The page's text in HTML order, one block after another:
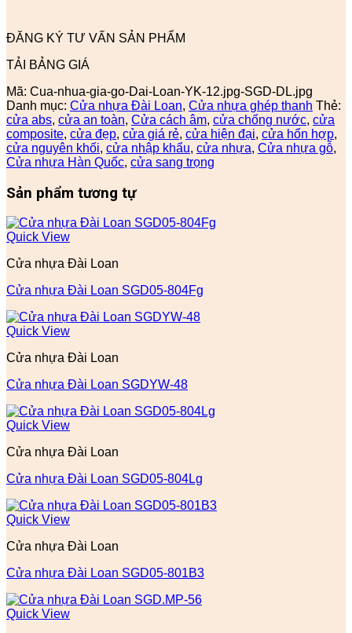
ĐĂNG KÝ TƯ VẤN SẢN PHẨM
TẢI BẢNG GIÁ
Mã: Cua-nhua-gia-go-Dai-Loan-YK-12.jpg-SGD-DL.jpg
Danh mục: Cửa nhựa Đài Loan, Cửa nhựa ghép thanh Thẻ:
cửa abs, cửa an toàn, Cửa cách âm, cửa chống nước, cửa
composite, cửa đẹp, cửa giá rẻ, cửa hiện đại, cửa hổn hợp,
cửa nguyên khối, cửa nhập khẩu, cửa nhựa, Cửa nhựa gỗ,
Cửa nhựa Hàn Quốc, cửa sang trọng
Sản phẩm tương tự
Quick View
Cửa nhựa Đài Loan
Cửa nhựa Đài Loan SGD05-804Fg
Quick View
Cửa nhựa Đài Loan
Cửa nhựa Đài Loan SGDYW-48
Quick View
Cửa nhựa Đài Loan
Cửa nhựa Đài Loan SGD05-804Lg
Quick View
Cửa nhựa Đài Loan
Cửa nhựa Đài Loan SGD05-801B3
Quick View